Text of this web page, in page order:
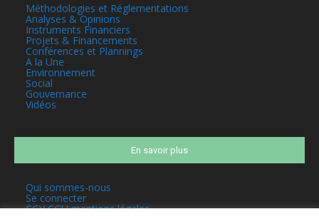
Méthodologies et Réglementations
Analyses & Opinions
Instruments Financiers
Projets & Financements
Conférences et Plannings
A la Une
Environnement
Social
Gouvernance
Vidéos
En savoir plus
Qui sommes-nous
Se connecter
CGV CGU mentions légales